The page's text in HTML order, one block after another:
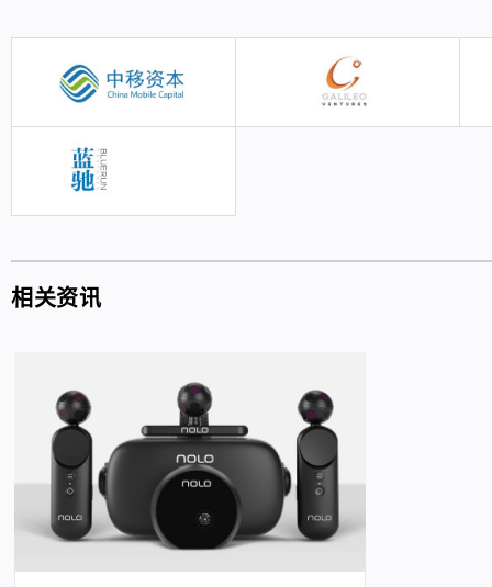
相关资讯